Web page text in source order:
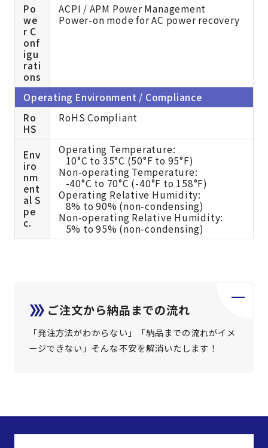
Po
we
r C
onf
igu
rati
ons
ACPI / APM Power Management
Power-on mode for AC power recovery
Operating Environment / Compliance
Ro
HS
RoHS Compliant
Env
iro
nm
ent
al S
pe
c.
Operating Temperature:
10°C to 35°C (50°F to 95°F)
Non-operating Temperature:
-40°C to 70°C (-40°F to 158°F)
Operating Relative Humidity:
8% to 90% (non-condensing)
Non-operating Relative Humidity:
5% to 95% (non-condensing)
ご注文から納品までの流れ
「発注方法がわからない」「納品までの流れがイメ
ージできない」そんな不安を解消いたします！